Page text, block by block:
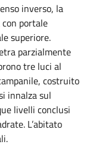
inverso, la
portale
superiore.
parzialmente
tre luci al
costruito
innalza sul
livelli conclusi
L’abitato